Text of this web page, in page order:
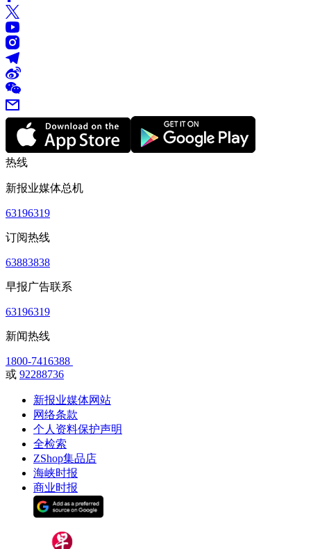
热线
新报业媒体总机
63196319
订阅热线
63883838
早报广告联系
63196319
新闻热线
1800-7416388
或 92288736
新报业媒体网站
网络条款
个人资料保护声明
全检索
ZShop集品店
海峡时报
商业时报